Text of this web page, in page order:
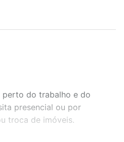
perto do trabalho e do
presencial ou por
troca de imóveis.